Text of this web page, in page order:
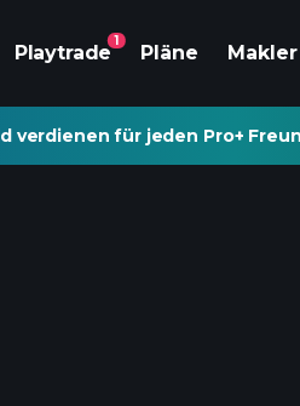
Playtrade
1
Pläne Makler
verdienen für jeden Pro+